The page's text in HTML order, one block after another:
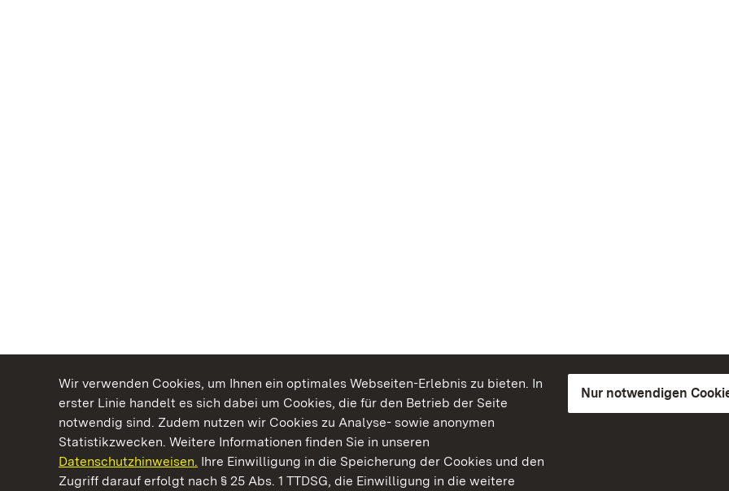
Wir verwenden Cookies, um Ihnen ein optimales Webseiten-Erlebnis zu bieten. In
erster Linie handelt es sich dabei um Cookies, die für den Betrieb der Seite
notwendig sind. Zudem nutzen wir Cookies zu Analyse- sowie anonymen
Statistikzwecken. Weitere Informationen finden Sie in unseren
Datenschutzhinweisen. Ihre Einwilligung in die Speicherung der Cookies und den
Zugriff darauf erfolgt nach § 25 Abs. 1 TTDSG, die Einwilligung in die weitere
Nur notwendigen
Kommen. Staunen. Genießen.